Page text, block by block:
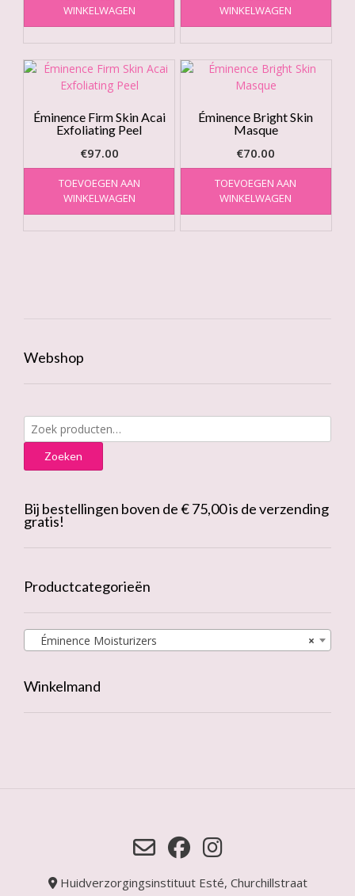
WINKELWAGEN
WINKELWAGEN
Éminence Firm Skin Acai
Exfoliating Peel
€97.00
TOEVOEGEN AAN
WINKELWAGEN
Éminence Bright Skin
Masque
€70.00
TOEVOEGEN AAN
WINKELWAGEN
Webshop
Zoeken
naar:
Zoeken
Bij bestellingen boven de € 75,00 is de verzending
gratis!
Productcategorieën
×
Éminence Moisturizers
Winkelmand
Huidverzorgingsinstituut Esté, Churchillstraat